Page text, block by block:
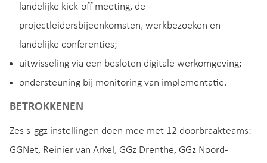
landelijke kick-off meeting, de
projectleidersbijeenkomsten, werkbezoeken en
landelijke conferenties;
uitwisseling via een besloten digitale werkomgeving;
ondersteuning bij monitoring van implementatie.
BETROKKENEN
Zes s-ggz instellingen doen mee met 12 doorbraakteams:
GGNet, Reinier van Arkel, GGz Drenthe, GGz Noord-